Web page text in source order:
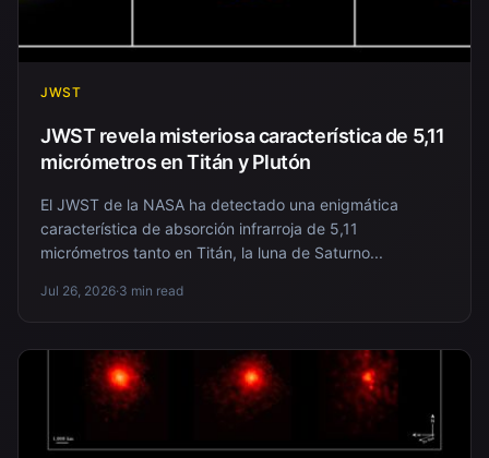
JWST
JWST revela misteriosa característica de 5,11
micrómetros en Titán y Plutón
El JWST de la NASA ha detectado una enigmática
característica de absorción infrarroja de 5,11
micrómetros tanto en Titán, la luna de Saturno...
Jul 26, 2026·3 min read